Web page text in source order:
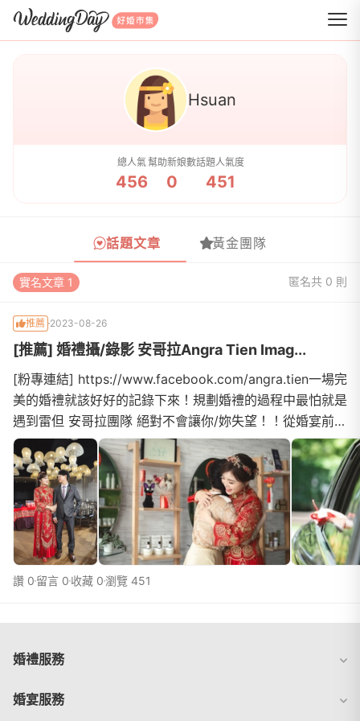
WeddingDay 好婚市集
Hsuan
總人氣
456
幫助新娘數
0
話題人氣度
451
話題文章 黃金團隊
實名文章 1 匿名共 0 則
推薦 2023-08-26
[推薦] 婚禮攝/錄影 安哥拉Angra Tien Imag...
[粉專連結] https://www.facebook.com/angra.tien一場完
美的婚禮就該好好的記錄下來！規劃婚禮的過程中最怕就是
遇到雷但 安哥拉團隊 絕對不會讓你/妳失望！！從婚宴前的
討論到當天的引導都非常專業就如同安哥拉的 IG...
讚 0 留言 0 收藏 0瀏覽 451
婚禮服務
婚宴服務